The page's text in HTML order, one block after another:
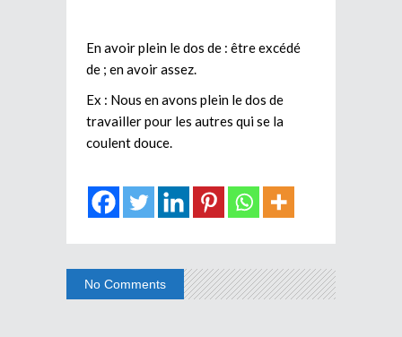
En avoir plein le dos de : être excédé
de ; en avoir assez.
Ex : Nous en avons plein le dos de
travailler pour les autres qui se la
coulent douce.
No Comments